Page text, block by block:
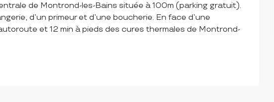
de Montrond-les-Bains située à 100m (parking gratuit).
d’un primeur et d’une boucherie. En face d’une
et 12 min à pieds des cures thermales de Montrond-